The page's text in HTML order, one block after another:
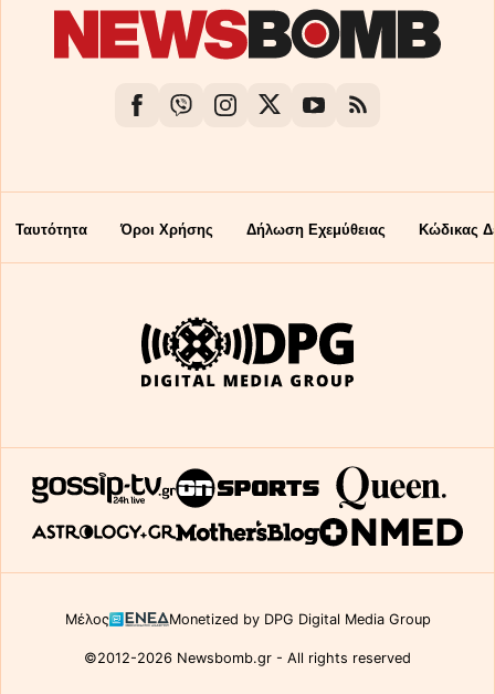
Ταυτότητα Όροι Χρήσης Δήλωση Εχεμύθειας Κώδικας
Μέλος Monetized by DPG Digital Media Group
©2012-2026 Newsbomb.gr - All rights reserved